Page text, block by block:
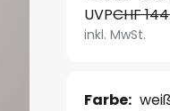
UVPCHF
inkl. MwSt.
Farbe: